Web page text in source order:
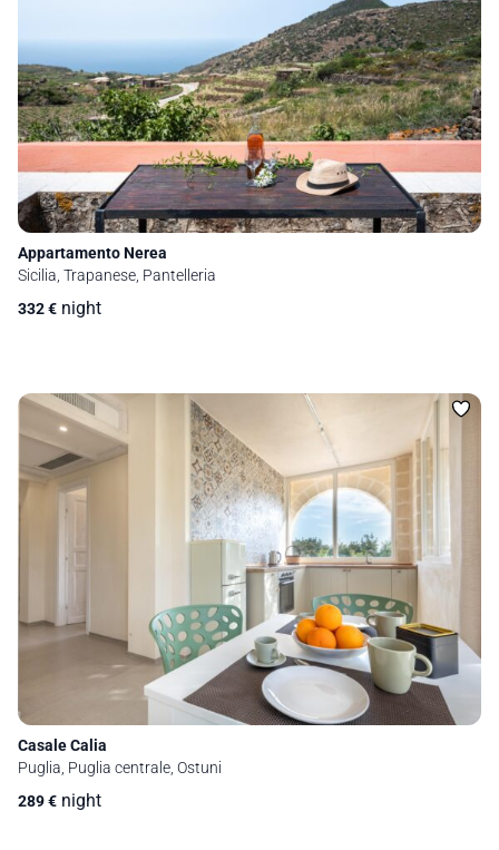
Appartamento Nerea
Sicilia, Trapanese, Pantelleria
332€ night
Casale Calia
Puglia, Puglia centrale, Ostuni
289€ night